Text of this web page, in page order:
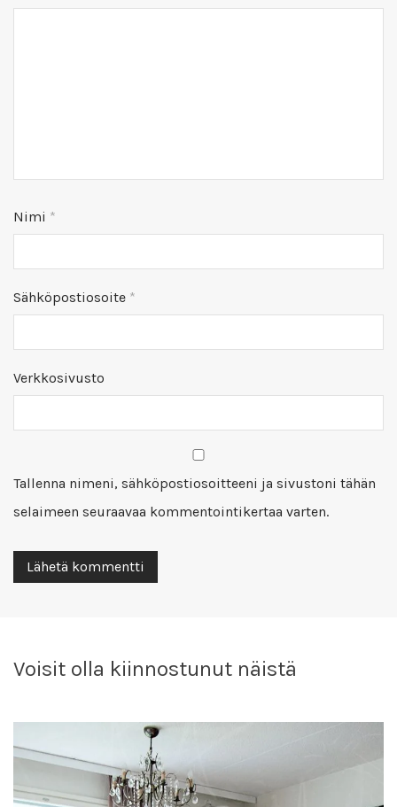
Nimi *
Sähköpostiosoite *
Verkkosivusto
Tallenna nimeni, sähköpostiosoitteeni ja sivustoni tähän
selaimeen seuraavaa kommentointikertaa varten.
Voisit olla kiinnostunut näistä